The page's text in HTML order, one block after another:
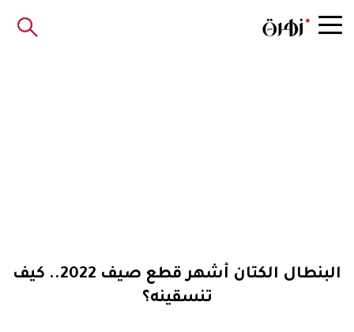
البنطال الكتان أشهر قطع صيف 2022.. كيف
تنسقينه؟